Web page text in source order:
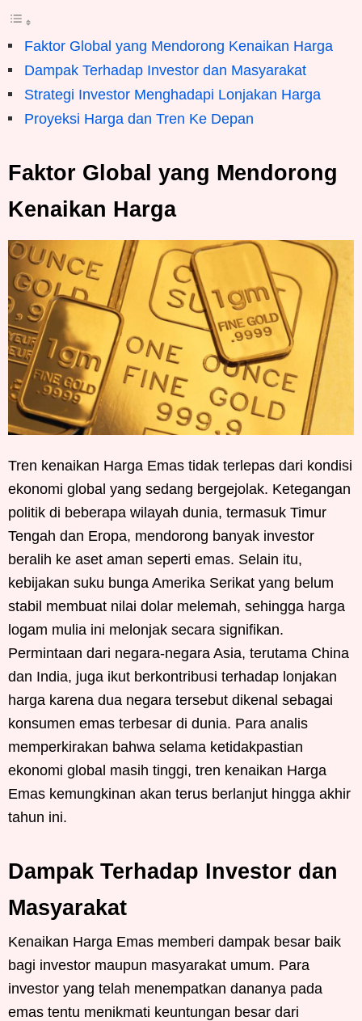
Faktor Global yang Mendorong Kenaikan Harga
Dampak Terhadap Investor dan Masyarakat
Strategi Investor Menghadapi Lonjakan Harga
Proyeksi Harga dan Tren Ke Depan
Faktor Global yang Mendorong
Kenaikan Harga
Tren kenaikan Harga Emas tidak terlepas dari kondisi
ekonomi global yang sedang bergejolak. Ketegangan
politik di beberapa wilayah dunia, termasuk Timur
Tengah dan Eropa, mendorong banyak investor
beralih ke aset aman seperti emas. Selain itu,
kebijakan suku bunga Amerika Serikat yang belum
stabil membuat nilai dolar melemah, sehingga harga
logam mulia ini melonjak secara signifikan.
Permintaan dari negara-negara Asia, terutama China
dan India, juga ikut berkontribusi terhadap lonjakan
harga karena dua negara tersebut dikenal sebagai
konsumen emas terbesar di dunia. Para analis
memperkirakan bahwa selama ketidakpastian
ekonomi global masih tinggi, tren kenaikan Harga
Emas kemungkinan akan terus berlanjut hingga akhir
tahun ini.
Dampak Terhadap Investor dan
Masyarakat
Kenaikan Harga Emas memberi dampak besar baik
bagi investor maupun masyarakat umum. Para
investor yang telah menempatkan dananya pada
emas tentu menikmati keuntungan besar dari